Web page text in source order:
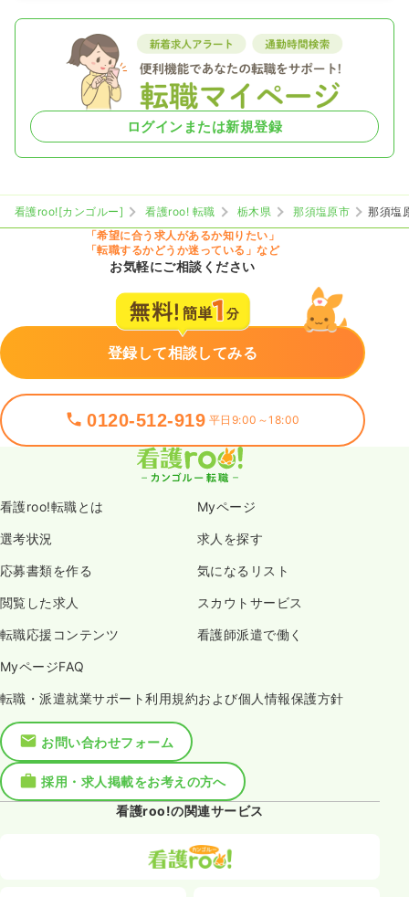
8:30～17:30
4週8休以上
ブランク可
第二新卒可
月給24万円以上可
気になる 詳細を見る
2交代（常勤） 一時募集休止
給与 27.8万円/月 賞与80.1万円
※経験5年の例
8:30～17:30（休憩60分）
ブランク可
第二新卒可
月給29万円以上可
気になる 詳細を見る
日勤のみ（パート） 一時募集休止
給与 お問い合わせください
8:30～17:30
詳細を見る
検診・健診
日勤のみ（常勤） 一時募集休止
給与 24.1〜30.7
時間 8:30～17:30
月給30万円以上可
ログインまたは新規登録
看護roo![カンゴルー] 看護roo! 転職 栃木県 那須塩原市
那須塩
「希望に合う求人があるか知りたい」
「転職するかどうか迷っている」など
お気軽にご相談ください
登録して相談してみる
0120-512-919 平日9:00～18:00
看護roo!転職とは Myページ
選考状況 求人を探す
応募書類を作る 気になるリスト
閲覧した求人 スカウトサービス
転職応援コンテンツ 看護師派遣で働く
MyページFAQ
転職・派遣就業サポート利用規約および個人情報保護方針
お問い合わせフォーム
採用・求人掲載をお考えの方へ
看護roo!の関連サービス